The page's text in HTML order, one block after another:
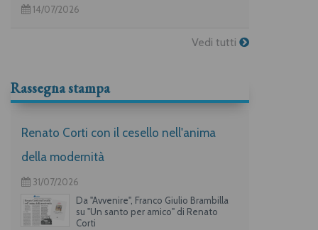
14/07/2026
Vedi tutti
Rassegna stampa
Renato Corti con il cesello nell'anima
della modernità
31/07/2026
Da "Avvenire", Franco Giulio Brambilla
su "Un santo per amico" di Renato
Corti